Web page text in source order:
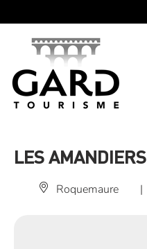
LES AMANDIERS
Roquemaure |